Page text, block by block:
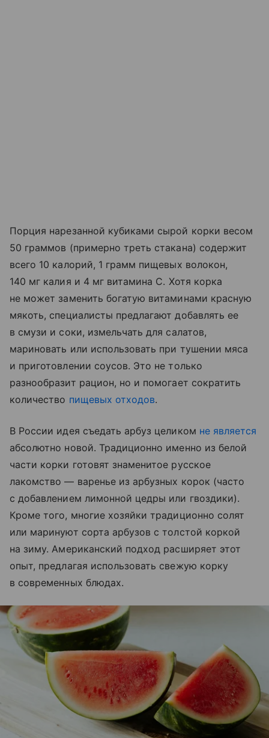
Порция нарезанной кубиками сырой корки весом
50 граммов (примерно треть стакана) содержит
всего 10 калорий, 1 грамм пищевых волокон,
140 мг калия и 4 мг витамина С. Хотя корка
не может заменить богатую витаминами красную
мякоть, специалисты предлагают добавлять ее
в смузи и соки, измельчать для салатов,
мариновать или использовать при тушении мяса
и приготовлении соусов. Это не только
разнообразит рацион, но и помогает сократить
количество пищевых отходов.
В России идея съедать арбуз целиком не является
абсолютно новой. Традиционно именно из белой
части корки готовят знаменитое русское
лакомство — варенье из арбузных корок (часто
с добавлением лимонной цедры или гвоздики).
Кроме того, многие хозяйки традиционно солят
или маринуют сорта арбузов с толстой коркой
на зиму. Американский подход расширяет этот
опыт, предлагая использовать свежую корку
в современных блюдах.